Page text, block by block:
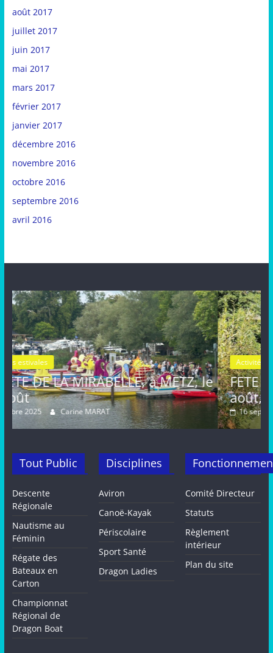
août 2017
juillet 2017
juin 2017
mai 2017
mars 2017
février 2017
janvier 2017
décembre 2016
novembre 2016
octobre 2016
septembre 2016
avril 2016
à METZ, le
Activités estivales Actualités
FETE de la MIRABELLE,
août, METZ
16 septembre 2024 Carine MARAT
Tout Public
Descente
Régionale
Nautisme au
Féminin
Régate des
Bateaux en
Carton
Championnat
Régional de
Dragon Boat
Disciplines
Aviron
Canoë-Kayak
Périscolaire
Sport Santé
Dragon Ladies
Comité Directeur
Statuts
Règlement
intérieur
Plan du site